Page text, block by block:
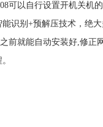
可以自行设置开机关
识别+预解压技术，绝
前就能自动安装好,修